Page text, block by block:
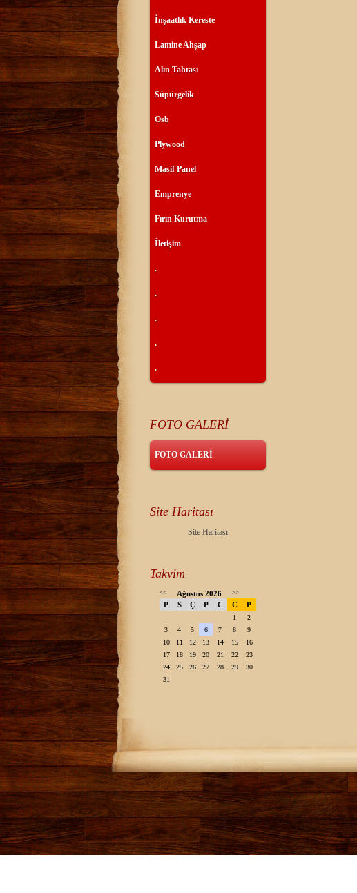
İnşaatlık Kereste
Lamine Ahşap
Alın Tahtası
Süpürgelik
Osb
Plywood
Masif Panel
Emprenye
Fırın Kurutma
İletişim
.
.
.
.
.
FOTO GALERİ
FOTO GALERİ
Site Haritası
Site Haritası
Takvim
<< Ağustos 2026 >>
P S Ç P C C P
1
2
3
4 5 6 7 8
9
10
11 12 13 14 15
16
17
18 19 20 21 22
23
24
25 26 27 28 29
30
31